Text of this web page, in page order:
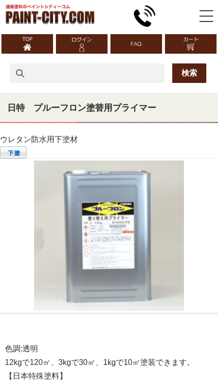
日特 プルーフロン塗替用プライマー
ウレタン防水用下塗材
色調:透明
12kgで120㎡、3kgで30㎡、1kgで10㎡塗装できます。
【日本特殊塗料】